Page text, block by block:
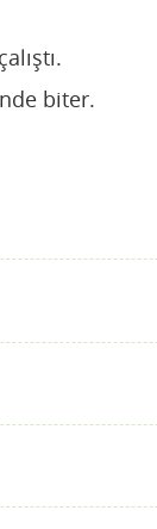
biter.